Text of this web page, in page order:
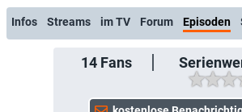
Infos Streams im TV Forum Episoden
14Fans